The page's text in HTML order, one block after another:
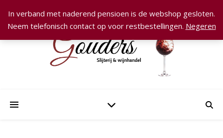
In verband met naderend pensioen is de webshop gesloten.
Neem telefonisch contact op voor restbestellingen. Negeren